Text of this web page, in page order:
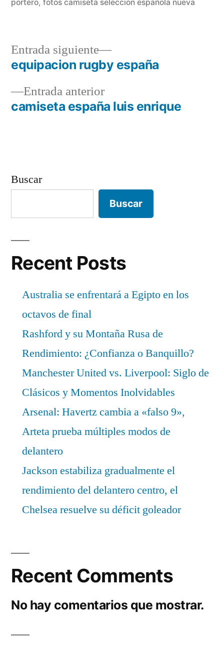
portero, fotos camiseta seleccion española nueva
Navegación
deEntrada anteriorEntrada
anterior:
camiseta españa luis enrique
Entrada siguiente
Entrada
siguiente:
equipacion rugby españa
Buscar
Buscar
Recent Posts
Australia se enfrentará a Egipto en los
octavos de final
Rashford y su Montaña Rusa de
Rendimiento: ¿Confianza o Banquillo?
Manchester United vs. Liverpool: Siglo de
Clásicos y Momentos Inolvidables
Arsenal: Havertz cambia a «falso 9»,
Arteta prueba múltiples modos de
delantero
Jackson estabiliza gradualmente el
rendimiento del delantero centro, el
Chelsea resuelve su déficit goleador
Recent Comments
No hay comentarios que mostrar.